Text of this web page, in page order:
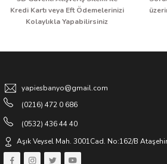
Kredi Kartı veya Eft Ödemelerinizi
Kolaylıkla Yapabilirsiniz
yapiesbanyo@gmail.com
(0216) 472 0 686
(0532) 436 44 40
Aşık Veysel Mah. 3001Cad. No:162/B